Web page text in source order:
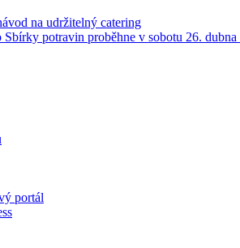
na udržitelný catering
potravin proběhne v sobotu 26.